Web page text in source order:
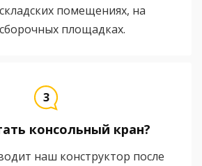
помещениях, на
площадках.
консольный кран?
наш конструктор после